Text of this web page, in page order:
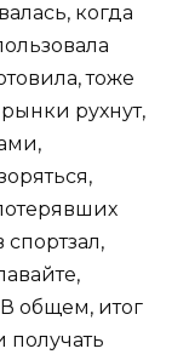
когда
тоже
рухнут,
В общем, итог
получать